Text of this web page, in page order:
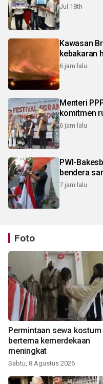
Jul 18th
Kawasan
kebakaran
6 jam lalu
Menteri
komitmen
6 jam lalu
PWI-
bendera
7 jam lalu
Foto
Permintaan sewa kostum
bertema kemerdekaan
meningkat
Sabtu, 8 Agustus 2026